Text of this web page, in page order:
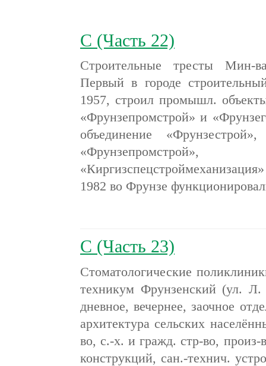
С (Часть 22)
Строительные тресты Мин-
Первый в городе
1957, строил промышл.
«Фрунзепромстрой» и
объединение
1982 во Фрунзе
С (Часть 23)
Стоматологические
техникум Фрунзенский (ул.
дневное, вечернее, заочное
архитектура сельских
во, с.-х. и гражд. стр-во, произ-
конструкций, сан.-технич.